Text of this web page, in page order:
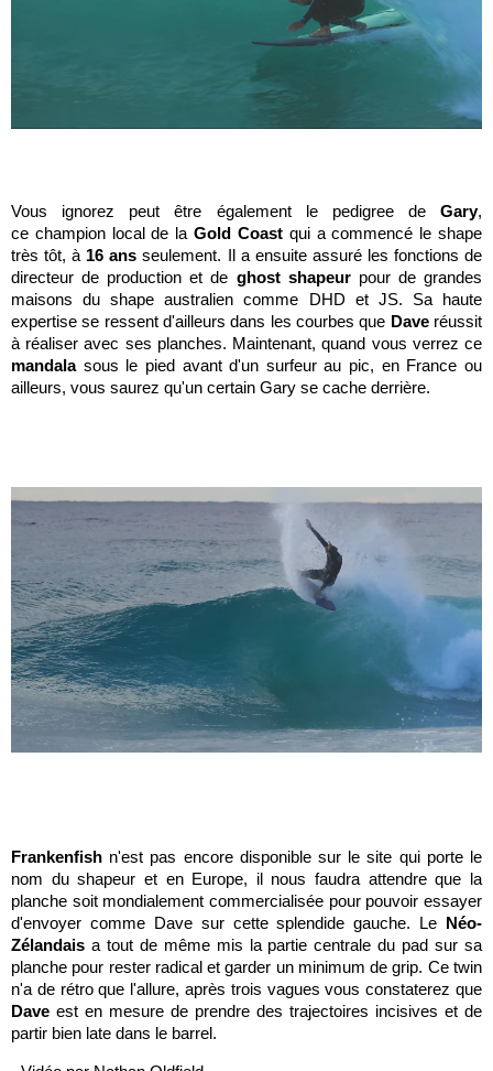
Vous ignorez peut être également le pedigree de Gary,
ce champion local de laGold Coast qui a commencé le shape
très tôt, à 16 ans seulement. Il a ensuite assuré les fonctions de
directeur de production et de ghost shapeurpour de grandes
maisons du shape australien comme DHD et JS. Sa haute
expertise se ressent d'ailleurs dans les courbes que Daveréussit
à réaliser avec ses planches. Maintenant, quand vous verrez ce
mandalasous le pied avant d'un surfeur au pic, en France ou
ailleurs, vous saurez qu'un certain Gary se cache derrière.
Frankenfish n'est pas encore disponible sur le site qui porte le
nom du shapeur et en Europe, il nous faudra attendre que la
planche soit mondialement commercialisée pour pouvoir essayer
d'envoyer comme Dave sur cette splendide gauche. Le Néo-
Zélandais a tout de même mis la partie centrale du pad sur sa
planche pour rester radical et garder un minimum de grip. Ce twin
n'a de rétro que l'allure, après trois vagues vous constaterez que
Dave est en mesure de prendre des trajectoires incisives et de
partir bien late dans le barrel.